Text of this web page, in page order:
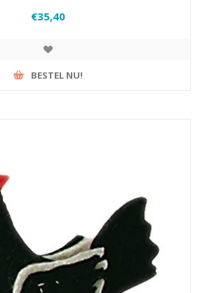
€35,40
BESTEL NU!